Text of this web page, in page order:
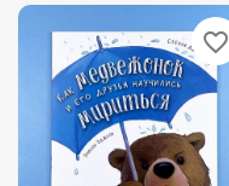
favorite_border